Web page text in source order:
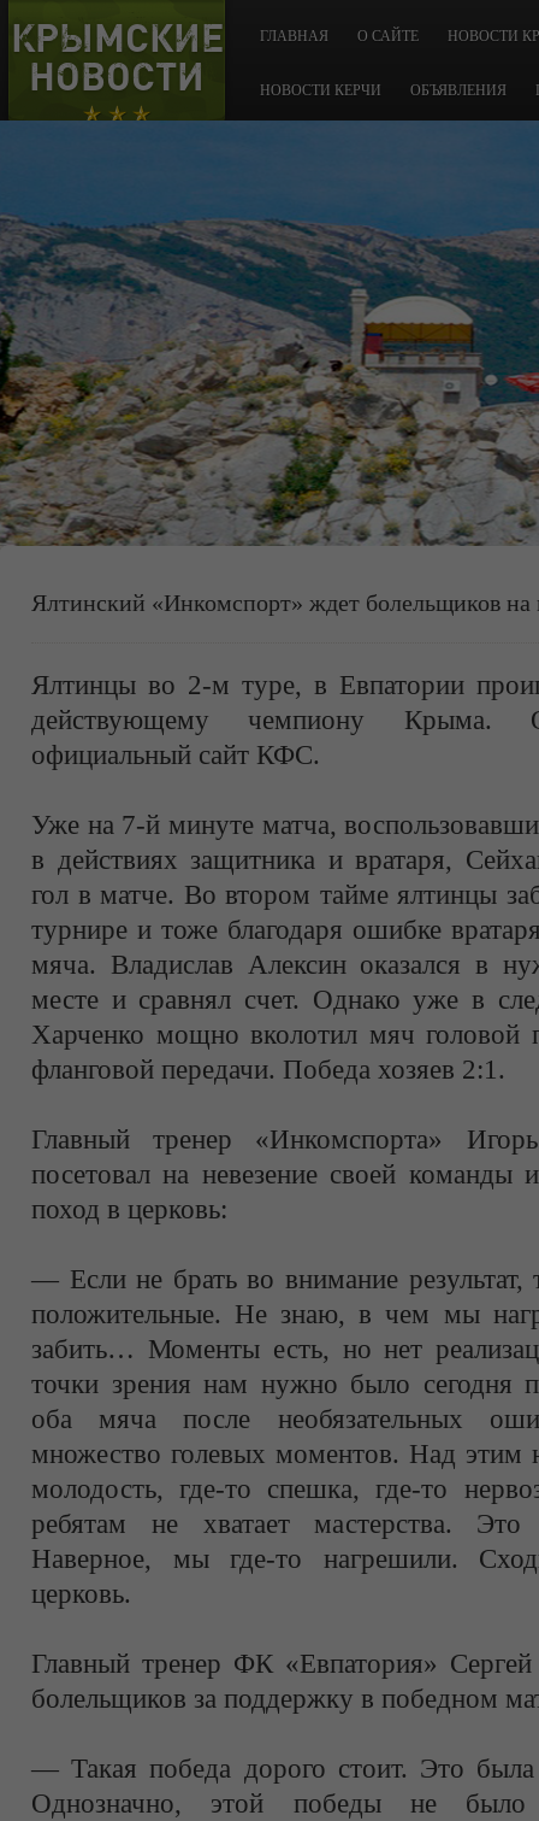
КРЫМСКИЕ
НОВОСТИ
ГЛАВНАЯ О САЙТЕ НОВОСТИ
НОВОСТИ КЕРЧИ ОБЪЯВЛЕНИЯ
Ялтинский «Инкомспорт» ждет болельщиков
Ялтинцы во 2-м туре, в Евпатории
действующему чемпиону Крыма.
официальный сайт КФС.
Уже на 7-й минуте матча,
в действиях защитника и вратаря,
гол в матче. Во втором тайме ялтинцы
турнире и тоже благодаря ошибке
мяча. Владислав Алексин оказался в
месте и сравнял счет. Однако уже в
Харченко мощно вколотил мяч головой
фланговой передачи. Победа хозяев 2:1.
Главный тренер «Инкомспорта»
посетовал на невезение своей
поход в церковь:
— Если не брать во внимание результат,
положительные. Не знаю, в чем мы
забить… Моменты есть, но нет
точки зрения нам нужно было сегодня
оба мяча после необязательных
множество голевых моментов. Над этим
молодость, где-то спешка, где-то
ребятам не хватает мастерства. Это
Наверное, мы где-то нагрешили.
церковь.
Главный тренер ФК «Евпатория» Сергей
болельщиков за поддержку в победном
— Такая победа дорого стоит. Это
Однозначно, этой победы не